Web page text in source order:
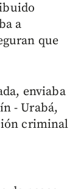
a
que
enviaba
- Urabá,
criminal